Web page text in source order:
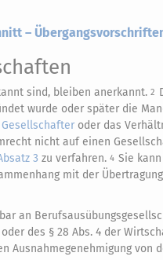
–
sind, bleiben anerkannt. 2
wurde oder später die
Gesellschafter oder das
nicht auf einen
3 zu verfahren. 4 Sie
mit der
an
des § 28 Abs. 4 der
von